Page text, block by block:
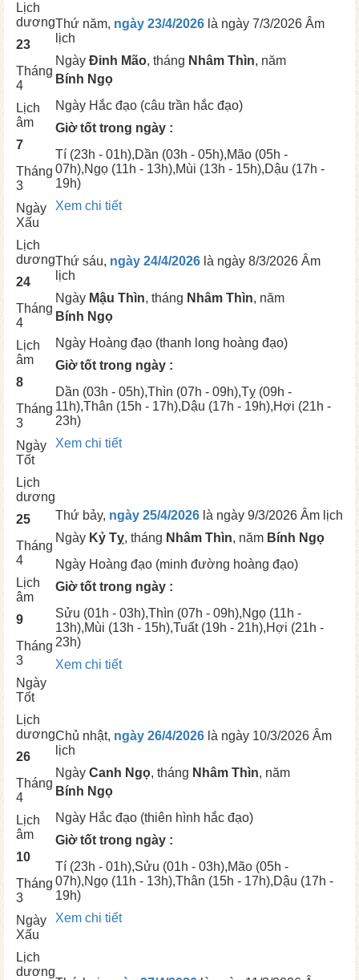
Lịch
dương
23
Tháng
4
Lịch
âm
7
Tháng
3
Ngày
Xấu
Thứ năm, ngày 23/4/2026 là ngày 7/3/2026 Âm
lịch
Ngày Đinh Mão, tháng Nhâm Thìn, năm
Bính Ngọ
Ngày Hắc đạo (câu trần hắc đạo)
Giờ tốt trong ngày :
Tí (23h - 01h),Dần (03h - 05h),Mão (05h -
07h),Ngọ (11h - 13h),Mùi (13h - 15h),Dậu (17h -
19h)
Xem chi tiết
Lịch
dương
24
Tháng
4
Lịch
âm
8
Tháng
3
Ngày
Tốt
Thứ sáu, ngày 24/4/2026 là ngày 8/3/2026 Âm
lịch
Ngày Mậu Thìn, tháng Nhâm Thìn, năm
Bính Ngọ
Ngày Hoàng đạo (thanh long hoàng đạo)
Giờ tốt trong ngày :
Dần (03h - 05h),Thìn (07h - 09h),Tỵ (09h -
11h),Thân (15h - 17h),Dậu (17h - 19h),Hợi (21h -
23h)
Xem chi tiết
Lịch
dương
25
Tháng
4
Lịch
âm
9
Tháng
3
Ngày
Tốt
Thứ bảy, ngày 25/4/2026 là ngày 9/3/2026 Âm lịch
Ngày Kỷ Tỵ, tháng Nhâm Thìn, năm Bính Ngọ
Ngày Hoàng đạo (minh đường hoàng đạo)
Giờ tốt trong ngày :
Sửu (01h - 03h),Thìn (07h - 09h),Ngọ (11h -
13h),Mùi (13h - 15h),Tuất(19h - 21h),Hợi (21h -
23h)
Xem chi tiết
Lịch
dương
26
Tháng
4
Lịch
âm
10
Tháng
3
Ngày
Xấu
Chủ nhật, ngày 26/4/2026 là ngày 10/3/2026 Âm
lịch
Ngày Canh Ngọ, tháng Nhâm Thìn, năm
Bính Ngọ
Ngày Hắc đạo (thiên hình hắc đạo)
Giờ tốt trong ngày :
Tí (23h - 01h),Sửu (01h - 03h),Mão (05h -
07h),Ngọ (11h - 13h),Thân (15h - 17h),Dậu (17h -
19h)
Xem chi tiết
Lịch
dương